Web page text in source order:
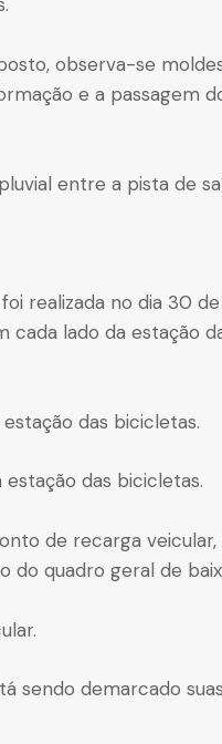
observa-se
e a passagem
entre a pista de
realizada no dia 30
lado da estação
das bicicletas.
estação das bicicletas.
de recarga
do quadro geral de
sendo demarcado